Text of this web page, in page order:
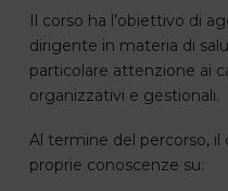
Il corso ha l’obiettivo di
dirigente in materia di
particolare attenzione ai
organizzativi e gestionali.
Al termine del percorso,
proprie conoscenze su: